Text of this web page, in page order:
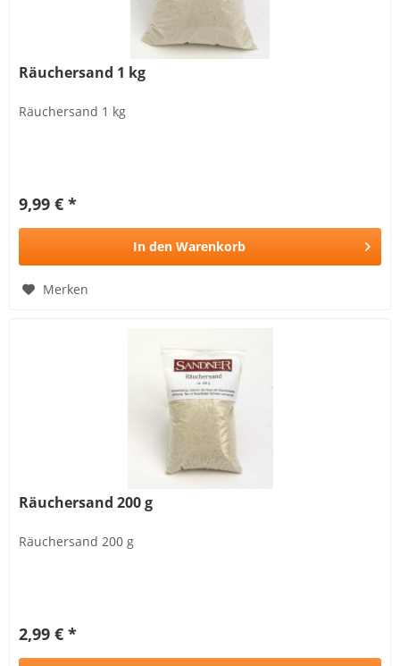
Räuchersand 1 kg
Räuchersand 1 kg
9,99 € *
In den Warenkorb
Merken
Räuchersand 200 g
Räuchersand 200 g
2,99 € *